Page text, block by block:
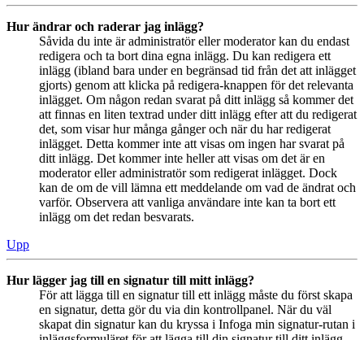
Hur ändrar och raderar jag inlägg?
Såvida du inte är administratör eller moderator kan du endast
redigera och ta bort dina egna inlägg. Du kan redigera ett
inlägg (ibland bara under en begränsad tid från det att inlägget
gjorts) genom att klicka på redigera-knappen för det relevanta
inlägget. Om någon redan svarat på ditt inlägg så kommer det
att finnas en liten textrad under ditt inlägg efter att du redigerat
det, som visar hur många gånger och när du har redigerat
inlägget. Detta kommer inte att visas om ingen har svarat på
ditt inlägg. Det kommer inte heller att visas om det är en
moderator eller administratör som redigerat inlägget. Dock
kan de om de vill lämna ett meddelande om vad de ändrat och
varför. Observera att vanliga användare inte kan ta bort ett
inlägg om det redan besvarats.
Upp
Hur lägger jag till en signatur till mitt inlägg?
För att lägga till en signatur till ett inlägg måste du först skapa
en signatur, detta gör du via din kontrollpanel. När du väl
skapat din signatur kan du kryssa i Infoga min signatur-rutan i